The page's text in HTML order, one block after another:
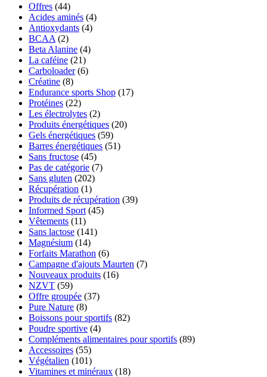
Offres (44)
Acides aminés (4)
Antioxydants (4)
BCAA (2)
Beta Alanine (4)
La caféine (21)
Carboloader (6)
Créatine (8)
Endurance sports Shop (17)
Protéines (22)
Les électrolytes (2)
Produits énergétiques (20)
Gels énergétiques (59)
Barres énergétiques (51)
Sans fructose (45)
Pas de catégorie (7)
Sans gluten (202)
Récupération (1)
Produits de récupération (39)
Informed Sport (45)
Vêtements (11)
Sans lactose (141)
Magnésium (14)
Forfaits Marathon (6)
Campagne d'ajouts Maurten (7)
Nouveaux produits (16)
NZVT (59)
Offre groupée (37)
Pure Nature (8)
Boissons pour sportifs (82)
Poudre sportive (4)
Compléments alimentaires pour sportifs (89)
Accessoires (55)
Végétalien (101)
Vitamines et minéraux (18)